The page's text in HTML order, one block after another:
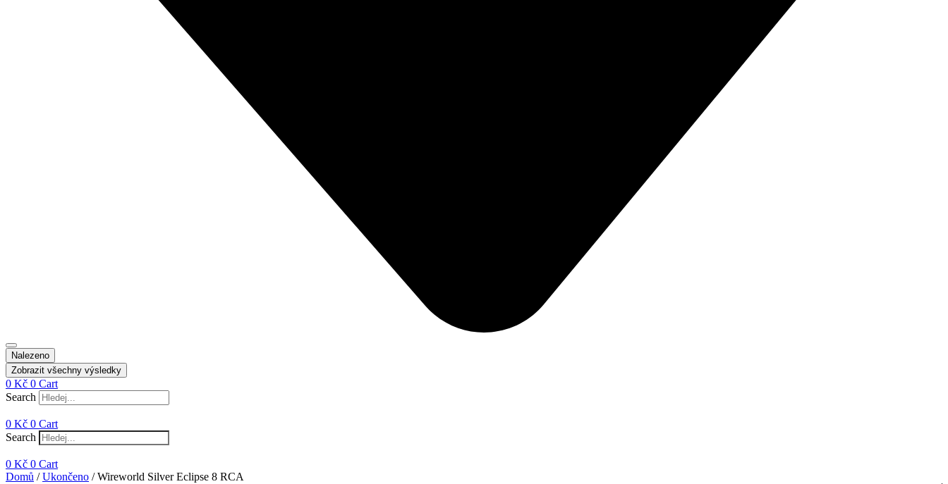
Nalezeno
Zobrazit všechny výsledky
0 Kč 0 Cart
Search
0 Kč 0 Cart
Search
0 Kč 0 Cart
Domů /Ukončeno / Wireworld Silver Eclipse 8 RCA